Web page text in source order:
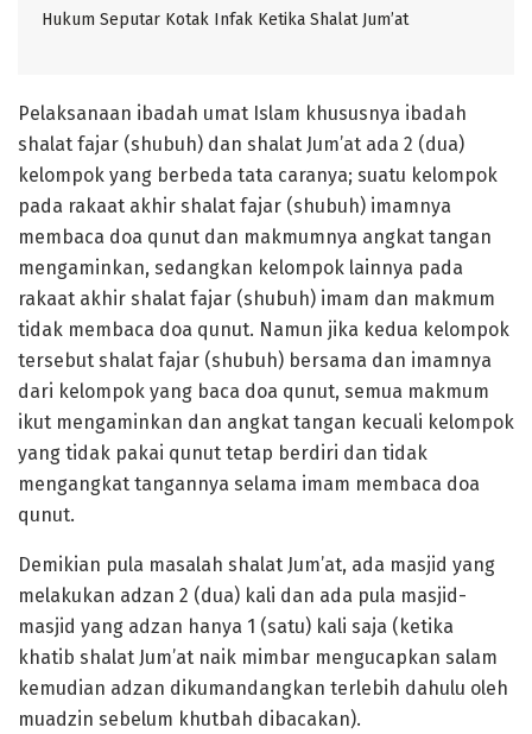
Hukum Seputar Kotak Infak Ketika Shalat Jum’at
Pelaksanaan ibadah umat Islam khususnya ibadah
shalat fajar (shubuh) dan shalat Jum’at ada 2 (dua)
kelompok yang berbeda tata caranya; suatu kelompok
pada rakaat akhir shalat fajar (shubuh) imamnya
membaca doa qunut dan makmumnya angkat tangan
mengaminkan, sedangkan kelompok lainnya pada
rakaat akhir shalat fajar (shubuh) imam dan makmum
tidak membaca doa qunut. Namun jika kedua kelompok
tersebut shalat fajar (shubuh) bersama dan imamnya
dari kelompok yang baca doa qunut, semua makmum
ikut mengaminkan dan angkat tangan kecuali kelompok
yang tidak pakai qunut tetap berdiri dan tidak
mengangkat tangannya selama imam membaca doa
qunut.
Demikian pula masalah shalat Jum’at, ada masjid yang
melakukan adzan 2 (dua) kali dan ada pula masjid-
masjid yang adzan hanya 1 (satu) kali saja (ketika
khatib shalat Jum’at naik mimbar mengucapkan salam
kemudian adzan dikumandangkan terlebih dahulu oleh
muadzin sebelum khutbah dibacakan).